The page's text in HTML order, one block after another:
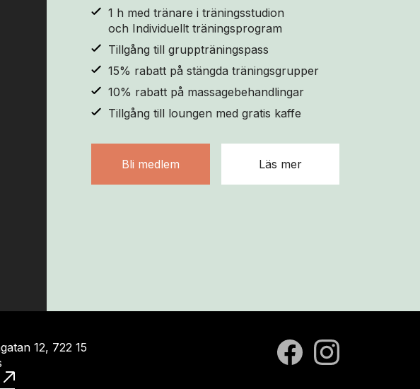
1 h med tränare i träningsstudion
och Individuellt träningsprogram
Tillgång till gruppträningspass
15% rabatt på stängda träningsgrupper
10% rabatt på massagebehandlingar
Tillgång till loungen med gratis kaffe
Bli medlem Läs mer
12, 722 15